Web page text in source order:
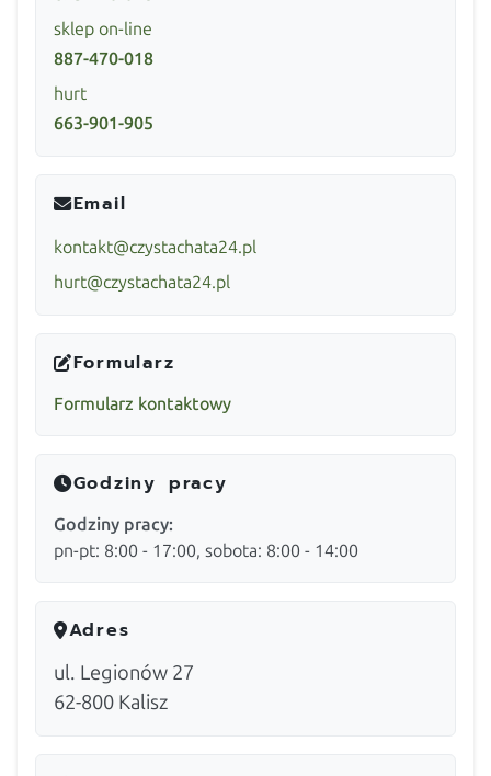
sklep on-line
887-470-018
hurt
663-901-905
Email
kontakt@czystachata24.pl
hurt@czystachata24.pl
Formularz
Formularz kontaktowy
Godziny pracy
Godziny pracy:
pn-pt: 8:00 - 17:00, sobota: 8:00 - 14:00
Adres
ul. Legionów 27
62-800 Kalisz